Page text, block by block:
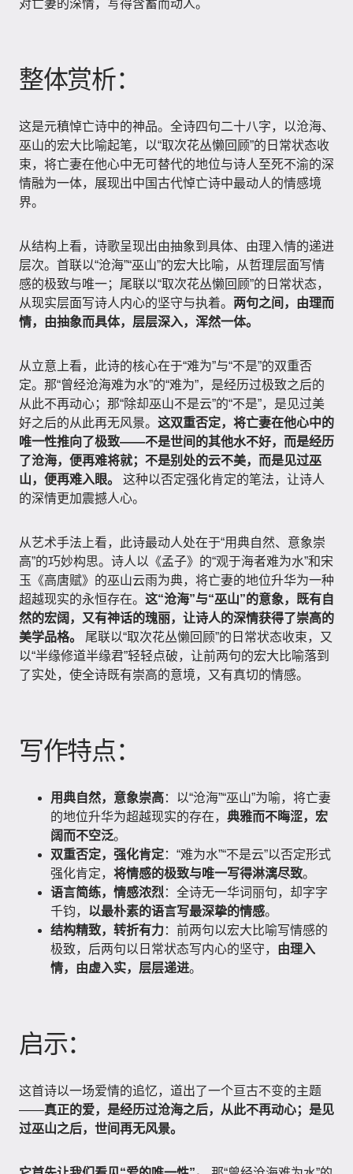
对亡妻的深情，写得含蓄而动人。
整体赏析：
这是元稹悼亡诗中的神品。全诗四句二十八字，以沧海、
巫山的宏大比喻起笔，以“取次花丛懒回顾”的日常状态收
束，将亡妻在他心中无可替代的地位与诗人至死不渝的深
情融为一体，展现出中国古代悼亡诗中最动人的情感境
界。
从结构上看，诗歌呈现出由抽象到具体、由理入情的递进
层次。首联以“沧海”“巫山”的宏大比喻，从哲理层面写情
感的极致与唯一；尾联以“取次花丛懒回顾”的日常状态，
从现实层面写诗人内心的坚守与执着。 两句之间，由理而
情，由抽象而具体，层层深入，浑然一体。
从立意上看，此诗的核心在于“难为”与“不是”的双重否
定。那“曾经沧海难为水”的“难为”，是经历过极致之后的
从此不再动心；那“除却巫山不是云”的“不是”，是见过美
好之后的从此再无风景。 这双重否定，将亡妻在他心中的
唯一性推向了极致——不是世间的其他水不好，而是经历
了沧海，便再难将就；不是别处的云不美，而是见过巫
山，便再难入眼。
这种以否定强化肯定的笔法，让诗人
的深情更加震撼人心。
从艺术手法上看，此诗最动人处在于“用典自然、意象崇
高”的巧妙构思。诗人以《孟子》的“观于海者难为水”和宋
玉《高唐赋》的巫山云雨为典，将亡妻的地位升华为一种
超越现实的永恒存在。 这“沧海”与“巫山”的意象，既有自
然的宏阔，又有神话的瑰丽，让诗人的深情获得了崇高的
美学品格。
尾联以“取次花丛懒回顾”的日常状态收束，又
以“半缘修道半缘君”轻轻点破，让前两句的宏大比喻落到
了实处，使全诗既有崇高的意境，又有真切的情感。
写作特点：
用典自然，意象崇高：以“沧海”“巫山”为喻，将亡妻
的地位升华为超越现实的存在， 典雅而不晦涩，宏
阔而不空泛。
双重否定，强化肯定：“难为水”“不是云”以否定形式
强化肯定， 将情感的极致与唯一写得淋漓尽致。
语言简练，情感浓烈 ：全诗无一华词丽句，却字字
千钧， 以最朴素的语言写最深挚的情感。
结构精致，转折有力：前两句以宏大比喻写情感的
极致，后两句以日常状态写内心的坚守， 由理入
情，由虚入实，层层递进。
启示：
这首诗以一场爱情的追忆，道出了一个亘古不变的主题
——真正的爱，是经历过沧海之后，从此不再动心；是见
过巫山之后，世间再无风景。